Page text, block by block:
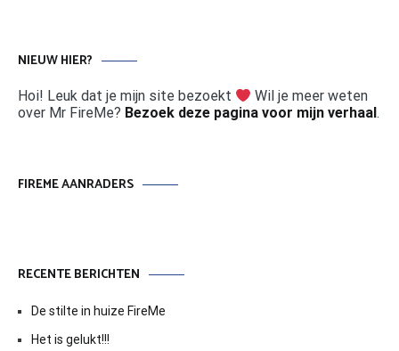
NIEUW HIER?
Hoi! Leuk dat je mijn site bezoekt
Wil je meer weten
over Mr FireMe? Bezoek deze pagina voor mijn verhaal .
FIREME AANRADERS
RECENTE BERICHTEN
De stilte in huize FireMe
Het is gelukt!!!